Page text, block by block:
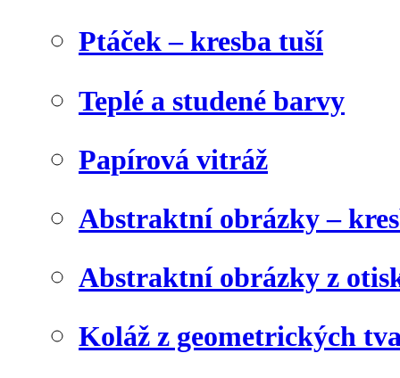
Ptáček – kresba tuší
Teplé a studené barvy
Papírová vitráž
Abstraktní obrázky –
Abstraktní obrázky z
Koláž z geometrických